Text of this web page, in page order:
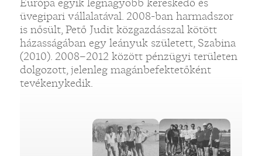
üvegipari vállalatával. 2008-ban harmadszor
is nősült, Pető Judit közgazdásszal kötött
házasságában egy leányuk született, Szabina
(2010). 2008–2012 között pénzügyi területen
dolgozott, jelenleg magánbefektetőként
tevékenykedik.